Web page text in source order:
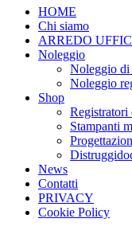
HOME
Chi siamo
ARREDO
Noleggio
Noleggio di
Noleggio
Shop
Registratori
Stampanti
News
Contatti
PRIVACY
Cookie Policy